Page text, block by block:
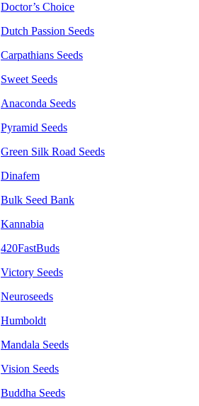
Doctor’s Choice
Dutch Passion Seeds
Carpathians Seeds
Sweet Seeds
Anaconda Seeds
Pyramid Seeds
Green Silk Road Seeds
Dinafem
Bulk Seed Bank
Kannabia
420FastBuds
Victory Seeds
Neuroseeds
Humboldt
Mandala Seeds
Vision Seeds
Buddha Seeds